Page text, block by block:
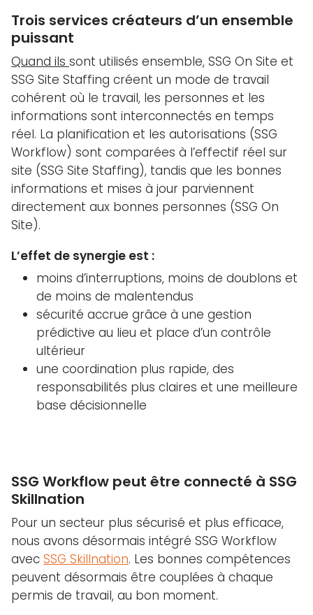
Trois services créateurs d’un ensemble
puissant
Quand ils sont utilisés ensemble, SSG On Site et
SSG Site Staffing créent un mode de travail
cohérent où le travail, les personnes et les
informations sont interconnectés en temps
réel. La planification et les autorisations (SSG
Workflow) sont comparées à l’effectif réel sur
site (SSG Site Staffing), tandis que les bonnes
informations et mises à jour parviennent
directement aux bonnes personnes (SSG On
Site).
L’effet de synergie est :
moins d’interruptions, moins de doublons et
de moins de malentendus
sécurité accrue grâce à une gestion
prédictive au lieu et place d’un contrôle
ultérieur
une coordination plus rapide, des
responsabilités plus claires et une meilleure
base décisionnelle
SSG Workflow peut être connecté à SSG
Skillnation
Pour un secteur plus sécurisé et plus efficace,
nous avons désormais intégré SSG Workflow
avec SSG Skillnation. Les bonnes compétences
peuvent désormais être couplées à chaque
permis de travail, au bon moment.